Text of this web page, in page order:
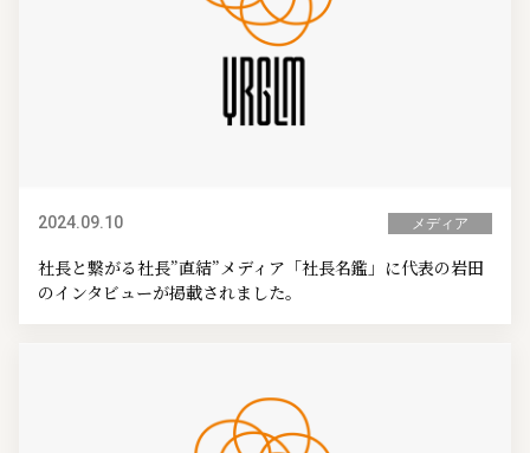
2024.09.10 メディア
社長と繋がる社長”直結”メディア「社長名鑑」に代表の岩田
のインタビューが掲載されました。